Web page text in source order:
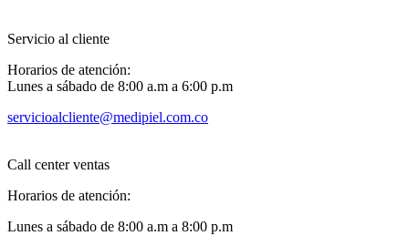
Servicio al cliente
Horarios de atención:
Lunes a sábado de 8:00 a.m a 6:00 p.m
servicioalcliente@medipiel.com.co
Call center ventas
Horarios de atención:
Lunes a sábado de 8:00 a.m a 8:00 p.m